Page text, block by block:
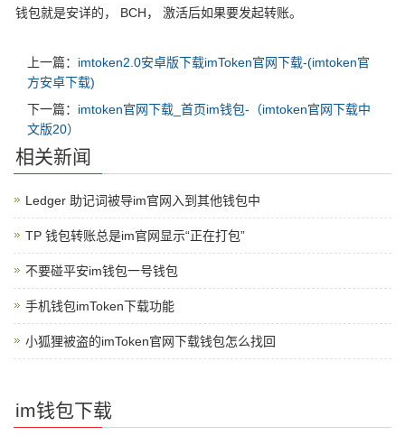
钱包就是安详的， BCH， 激活后如果要发起转账。
上一篇： imtoken2.0安卓版下载imToken官网下载-(imtoken官
方安卓下载)
下一篇： imtoken官网下载_首页im钱包-（imtoken官网下载中
文版20）
相关新闻
Ledger 助记词被导im官网入到其他钱包中
TP 钱包转账总是im官网显示“正在打包”
不要碰平安im钱包一号钱包
手机钱包imToken下载功能
小狐狸被盗的imToken官网下载钱包怎么找回
im钱包下载